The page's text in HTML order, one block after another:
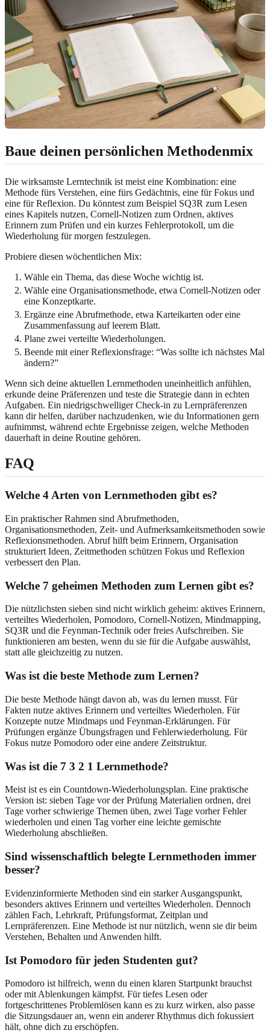
Baue deinen persönlichen Methodenmix
Die wirksamste Lerntechnik ist meist eine Kombination: eine
Methode fürs Verstehen, eine fürs Gedächtnis, eine für Fokus und
eine für Reflexion. Du könntest zum Beispiel SQ3R zum Lesen
eines Kapitels nutzen, Cornell-Notizen zum Ordnen, aktives
Erinnern zum Prüfen und ein kurzes Fehlerprotokoll, um die
Wiederholung für morgen festzulegen.
Probiere diesen wöchentlichen Mix:
Wähle ein Thema, das diese Woche wichtig ist.
Wähle eine Organisationsmethode, etwa Cornell-Notizen oder
eine Konzeptkarte.
Ergänze eine Abrufmethode, etwa Karteikarten oder eine
Zusammenfassung auf leerem Blatt.
Plane zwei verteilte Wiederholungen.
Beende mit einer Reflexionsfrage: “Was sollte ich nächstes Mal
ändern?”
Wenn sich deine aktuellen Lernmethoden uneinheitlich anfühlen,
erkunde deine Präferenzen und teste die Strategie dann in echten
Aufgaben. Ein niedrigschwelligerCheck-in zu Lernpräferenzen
kann dir helfen, darüber nachzudenken, wie du Informationen gern
aufnimmst, während echte Ergebnisse zeigen, welche Methoden
dauerhaft in deine Routine gehören.
FAQ
Welche 4 Arten von Lernmethoden gibt es?
Ein praktischer Rahmen sind Abrufmethoden,
Organisationsmethoden, Zeit- und Aufmerksamkeitsmethoden sowie
Reflexionsmethoden. Abruf hilft beim Erinnern, Organisation
strukturiert Ideen, Zeitmethoden schützen Fokus und Reflexion
verbessert den Plan.
Welche 7 geheimen Methoden zum Lernen gibt es?
Die nützlichsten sieben sind nicht wirklich geheim: aktives Erinnern,
verteiltes Wiederholen, Pomodoro, Cornell-Notizen, Mindmapping,
SQ3R und die Feynman-Technik oder freies Aufschreiben. Sie
funktionieren am besten, wenn du sie für die Aufgabe auswählst,
statt alle gleichzeitig zu nutzen.
Was ist die beste Methode zum Lernen?
Die beste Methode hängt davon ab, was du lernen musst. Für
Fakten nutze aktives Erinnern und verteiltes Wiederholen. Für
Konzepte nutze Mindmaps und Feynman-Erklärungen. Für
Prüfungen ergänze Übungsfragen und Fehlerwiederholung. Für
Fokus nutze Pomodoro oder eine andere Zeitstruktur.
Was ist die 7 3 2 1 Lernmethode?
Meist ist es ein Countdown-Wiederholungsplan. Eine praktische
Version ist: sieben Tage vor der Prüfung Materialien ordnen, drei
Tage vorher schwierige Themen üben, zwei Tage vorher Fehler
wiederholen und einen Tag vorher eine leichte gemischte
Wiederholung abschließen.
Sind wissenschaftlich belegte Lernmethoden immer
besser?
Evidenzinformierte Methoden sind ein starker Ausgangspunkt,
besonders aktives Erinnern und verteiltes Wiederholen. Dennoch
zählen Fach, Lehrkraft, Prüfungsformat, Zeitplan und
Lernpräferenzen. Eine Methode ist nur nützlich, wenn sie dir beim
Verstehen, Behalten und Anwenden hilft.
Ist Pomodoro für jeden Studenten gut?
Pomodoro ist hilfreich, wenn du einen klaren Startpunkt brauchst
oder mit Ablenkungen kämpfst. Für tiefes Lesen oder
fortgeschrittenes Problemlösen kann es zu kurz wirken, also passe
die Sitzungsdauer an, wenn ein anderer Rhythmus dich fokussiert
hält, ohne dich zu erschöpfen.